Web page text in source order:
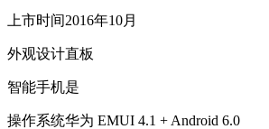
上市时间2016年10月
外观设计直板
智能手机是
操作系统华为 EMUI 4.1 + Android 6.0